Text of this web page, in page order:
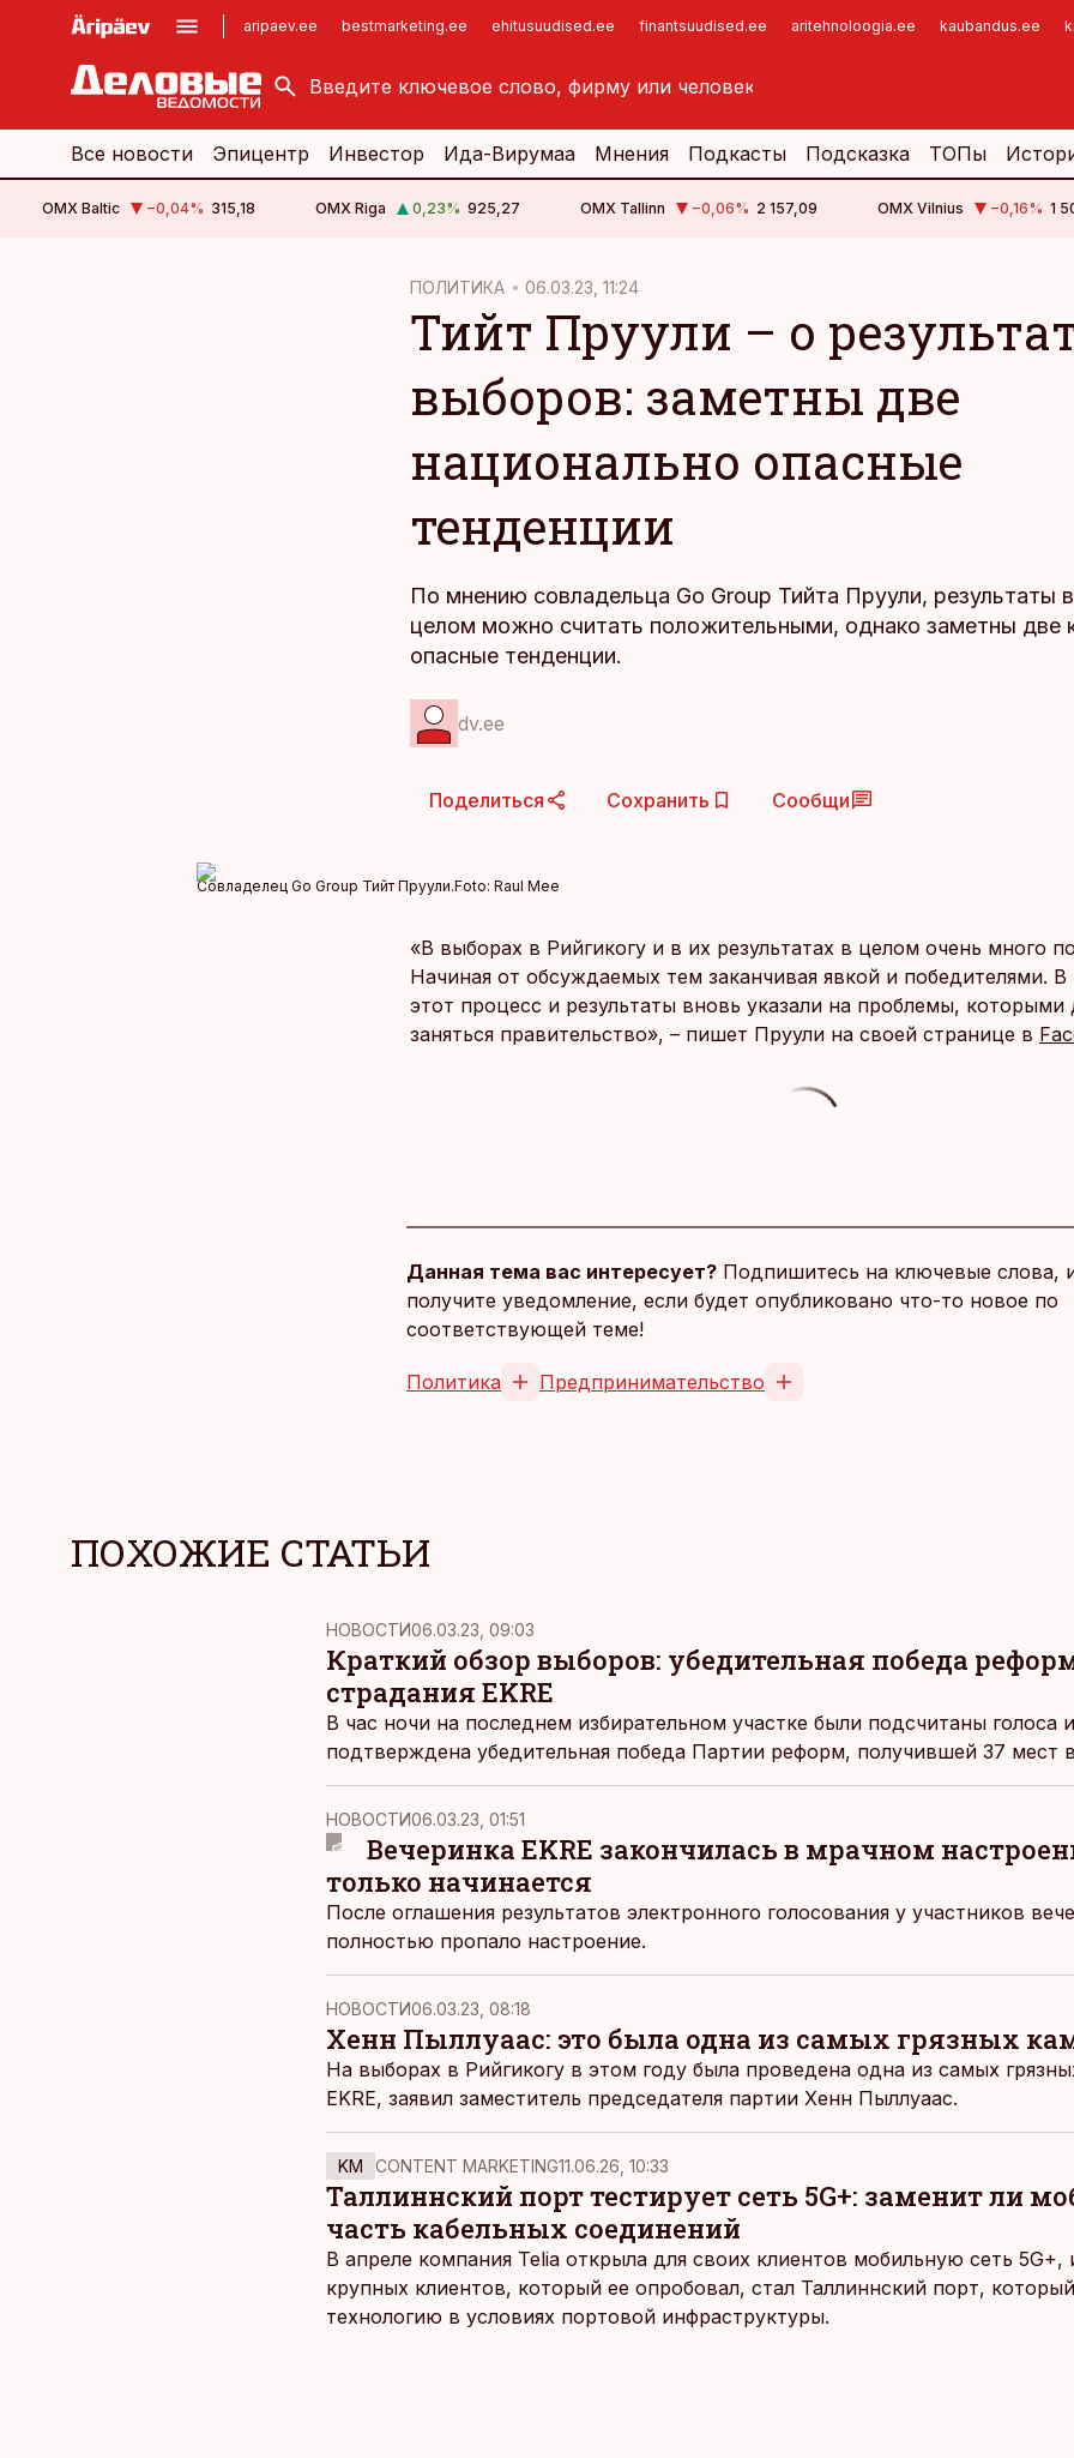
aripaev.ee bestmarketing.ee ehitusuudised.ee finantsuudised.ee aritehnoloogia.ee kaubandus.ee
kinnisvarauudised.ee
logistikauudised.ee
imelineajalugu.ee
Все новости Эпицентр Инвестор Ида-Вирумаа Мнения Подкасты Подсказка ТОПы
OMX Baltic −0,04% 315,18 OMX Riga 0,23% 925,27 OMX Tallinn −0,06% 2 157,09 OMX Vilnius −0,16% 1
ПОЛИТИКА 06.03.23, 11:24
Тийт Пруули – о
выборов: заметны две
национально опасные
тенденции
По мнению совладельца Go Group Тийта Пруули, результаты
целом можно считать положительными, однако заметны две
опасные тенденции.
dv.ee
Поделиться Сохранить Сообщи
Совладелец Go Group Тийт Пруули.Foto: Raul Mee
«В выборах в Рийгикогу и в их результатах в целом очень много
Начиная от обсуждаемых тем заканчивая явкой и победителями.
этот процесс и результаты вновь указали на проблемы,
заняться правительство», – пишет Пруули на своей странице в
Данная тема вас интересует? Подпишитесь на ключевые слова,
получите уведомление, если будет опубликовано что-то новое по
соответствующей теме!
Политика Предпринимательство
ПОХОЖИЕ СТАТЬИ
НОВОСТИ06.03.23, 09:03
Краткий обзор выборов: убедительная победа
страдания EKRE
В час ночи на последнем избирательном участке были подсчитаны голоса
подтверждена убедительная победа Партии реформ, получившей 37 мест
НОВОСТИ06.03.23, 01:51
Вечеринка EKRE закончилась в мрачном
только начинается
После оглашения результатов электронного голосования у участников
полностью пропало настроение.
НОВОСТИ06.03.23, 08:18
Хенн Пыллуаас: это была одна из самых грязных
На выборах в Рийгикогу в этом году была проведена одна из самых
EKRE, заявил заместитель председателя партии Хенн Пыллуаас.
KM CONTENT MARKETING11.06.26, 10:33
Таллиннский порт тестирует сеть 5G+: заменит ли
часть кабельных соединений
В апреле компания Telia открыла для своих клиентов мобильную сеть
крупных клиентов, который ее опробовал, стал Таллиннский порт,
технологию в условиях портовой инфраструктуры.